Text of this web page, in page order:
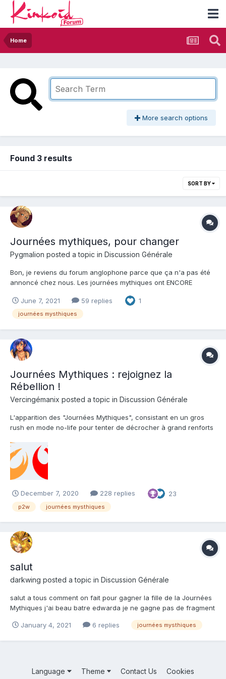
Home
More search options
Found 3 results
SORT BY
Journées mythiques, pour changer
Pygmalion posted a topic in Discussion Générale
Bon, je reviens du forum anglophone parce que ça n'a pas été
annoncé chez nous. Les journées mythiques ont ENCORE
un jour en début et fin de mois, ce sera une seule fois trois jours
en début. Ce qui veut dire que si vous espérez choper N...
June 7, 2021 59 replies 1
journées mysthiques
Journées Mythiques : rejoignez la
Rébellion !
Vercingémanix posted a topic in Discussion Générale
L'apparition des "Journées Mythiques", consistant en un gros
rush en mode no-life pour tenter de décrocher à grand renforts
puissante qui écrasera la très grande majorité des autres
joueurs (j'espère que j'ai bien résumé) confirme un cons...
December 7, 2020 228 replies 23
p2w journées mysthiques
salut
darkwing posted a topic in Discussion Générale
salut a tous comment on fait pour gagner la fille de la Journées
Mythiques j'ai beau batre edwarda je ne gagne pas de fragment
January 4, 2021
6 replies journées mysthiques
Language Theme Contact Us Cookies